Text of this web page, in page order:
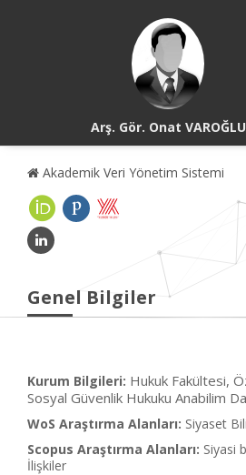
Arş. Gör. Onat VAROĞLU
Akademik Veri Yönetim Sistemi
Genel Bilgiler
Kurum Bilgileri: Hukuk Fakültesi,
Sosyal Güvenlik Hukuku Anabilim
WoS Araştırma Alanları: Siyaset
Scopus Araştırma Alanları: Siyasi
İlişkiler